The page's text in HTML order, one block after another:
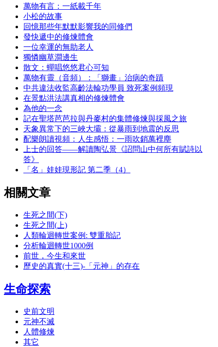
萬物有言：一紙載千年
小松的故事
回憶那些年默默影響我的同修們
發快遞中的修煉體會
一位幸運的無助老人
獨憐幽草澗邊生
散文：蟬唱悠悠君心可知
萬物有靈（音頻）：「獅畫」治病的奇蹟
中共違法收監高齡法輪功學員 致死案例頻現
在景點洪法講真相的修煉體會
為他的一念
記在聖塔芭芭拉與丹麥村的集體修煉與採風之旅
天象異常下的三峽大壩：從暴雨到地震的反思
配樂朗讀視頻：人生感悟：一雨吹銷萬裡塵
上士的回答——解讀陶弘景《詔問山中何所有賦詩以
答》
「名」娃娃現形記 第二季（4）
相關文章
生死之間(下)
生死之間(上)
人類輪迴轉世案例: 雙重胎記
分析輪迴轉世1000例
前世，今生和來世
歷史的真實(十三)-「元神」的存在
生命探索
史前文明
元神不滅
人體修煉
其它